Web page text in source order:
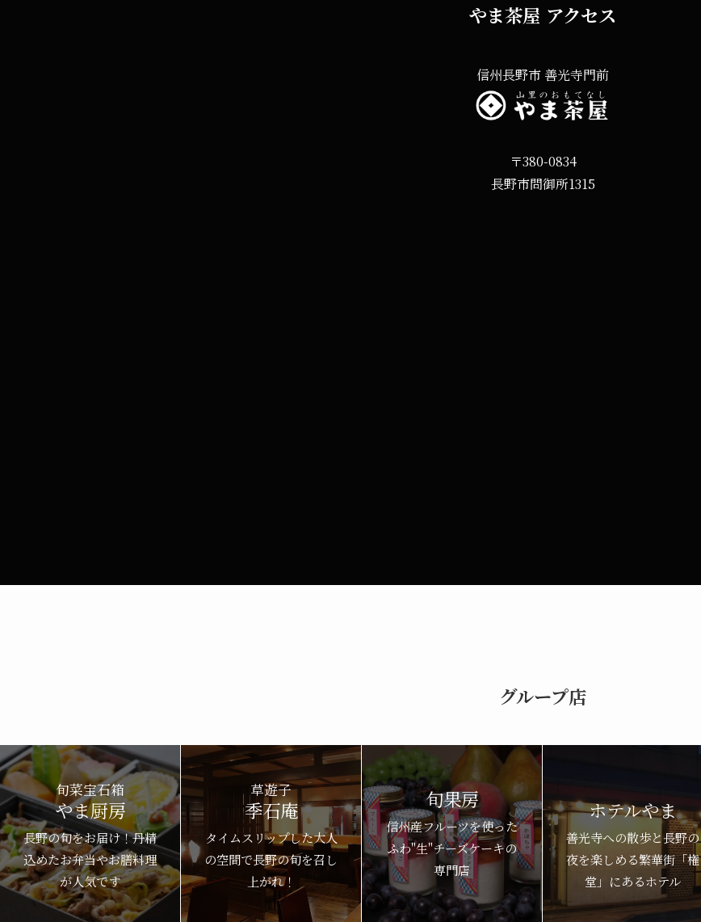
やま茶屋 アクセス
信州長野市 善光寺門前
〒380-0834
長野市問御所1315
グループ店
旬菜宝石箱
やま厨房
長野の旬をお届け！丹精
込めたお弁当やお膳料理
が人気です
草遊子
季石庵
タイムスリップした大人
の空間で長野の旬を召し
上がれ！
旬果房
信州産フルーツを使った
ふわ"生"チーズケーキの
専門店
ホテルやま
善光寺への散歩と長野の
夜を楽しめる繁華街「権
堂」にあるホテル